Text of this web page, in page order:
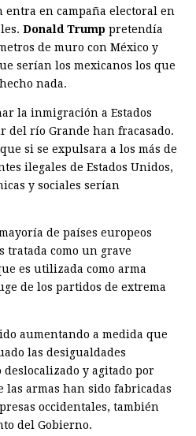
en campaña electoral en
Donald Trump pretendía
de muro con México y
serían los mexicanos los que
nada.
la inmigración a Estados
del río Grande han fracasado.
si se expulsara a los más de
ilegales de Estados Unidos,
y sociales serían
de países europeos
tratada como un grave
es utilizada como arma
de los partidos de extrema
aumentando a medida que
las desigualdades
y agitado por
las armas han sido fabricadas
occidentales, también
del Gobierno.